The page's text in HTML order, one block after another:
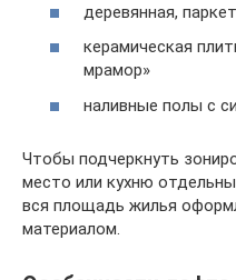
деревянная,
керамическая
мрамор»
наливные полы с
Чтобы подчеркнуть
место или кухню
вся площадь жилья
материалом.